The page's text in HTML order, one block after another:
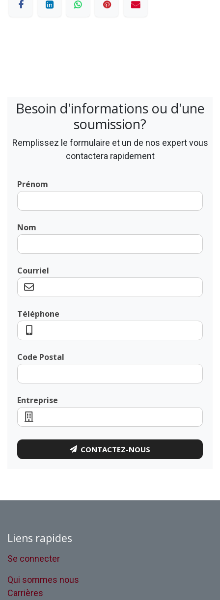
Besoin d'informations ou d'une
soumission?
Remplissez le formulaire et un de nos expert vous
contactera rapidement
Prénom
Nom
Courriel
Téléphone
Code Postal
Entreprise
CONTACTEZ-NOUS
Liens rapides
Se connecter
Qui sommes nous
Carrières